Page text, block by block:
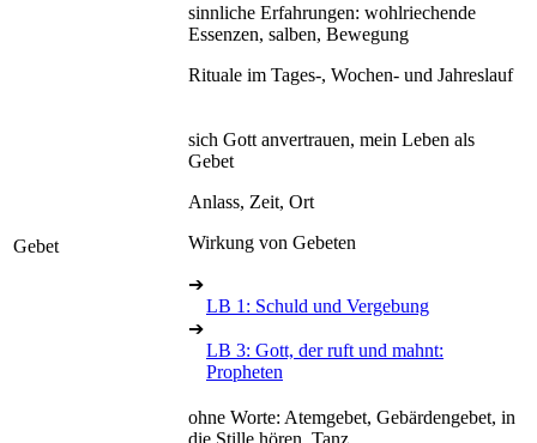
sinnliche Erfahrungen: wohlriechende
Essenzen, salben, Bewegung
Rituale im Tages-, Wochen- und Jahreslauf
Gebet
sich Gott anvertrauen, mein Leben als
Gebet
Anlass, Zeit, Ort
Wirkung von Gebeten
➔
LB 1: Schuld und Vergebung
➔
LB 3: Gott, der ruft und mahnt:
Propheten
ohne Worte: Atemgebet, Gebärdengebet, in
die Stille hören, Tanz